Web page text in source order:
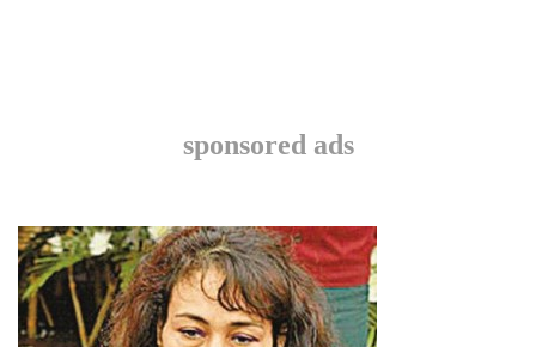
sponsored ads